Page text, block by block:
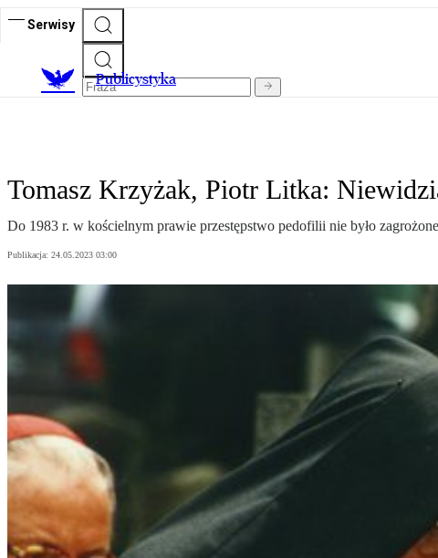
Serwisy
Publicystyka
Tomasz Krzyżak, Piotr Litka:
Do 1983 r. w kościelnym prawie przestępstwo pedofilii nie było
Publikacja: 24.05.2023 03:00